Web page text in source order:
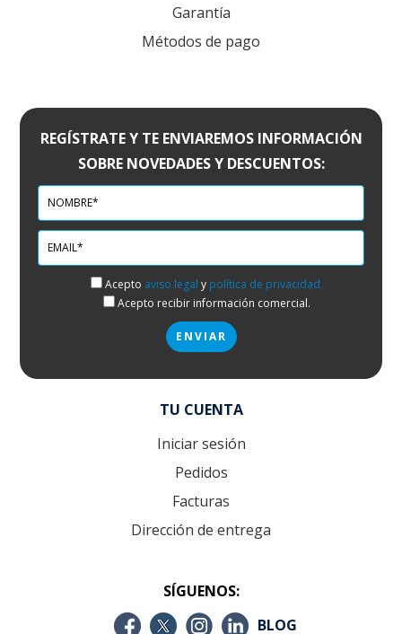
Garantía
Métodos de pago
REGÍSTRATE Y TE ENVIAREMOS INFORMACIÓN
SOBRE NOVEDADES Y DESCUENTOS:
Acepto aviso legal y política de privacidad.
Acepto recibir información comercial.
TU CUENTA
Iniciar sesión
Pedidos
Facturas
Dirección de entrega
SÍGUENOS:
BLOG